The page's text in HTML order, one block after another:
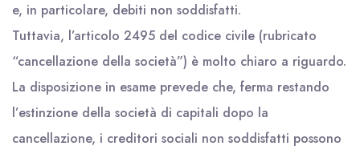
e, in particolare, debiti non soddisfatti.
Tuttavia, l’articolo 2495 del codice civile (rubricato
“cancellazione della società”) è molto chiaro a riguardo.
La disposizione in esame prevede che, ferma restando
l’estinzione della società di capitali dopo la
cancellazione, i creditori sociali non soddisfatti possono